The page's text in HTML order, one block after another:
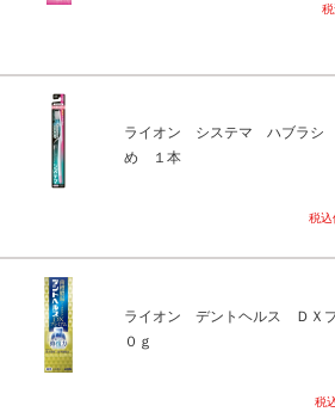
ライオン システマ ハブラシ
め １本
税込
ライオン デントヘルス ＤＸ
０ｇ
税